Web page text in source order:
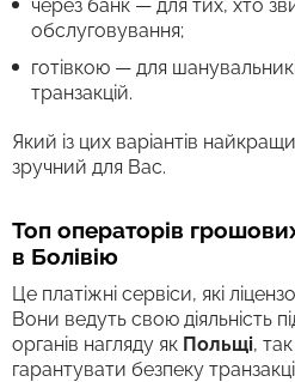
через банк — для тих, хто
обслуговування;
готівкою — для
транзакцій.
Який із цих варіантів
зручний для Вас.
Топ операторів
в Болівію
Це платіжні сервіси, які
Вони ведуть свою діяльність
органів нагляду як Польщі, так
гарантувати безпеку